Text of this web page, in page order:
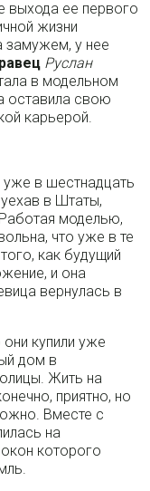
выхода ее первого
жизни
замужем, у нее
Руслан
в модельном
оставила свою
карьерой.
в шестнадцать
в Штаты,
моделью,
что уже в те
как будущий
и она
вернулась в
купили уже
дом в
Жить на
приятно, но
Вместе с
на
которого